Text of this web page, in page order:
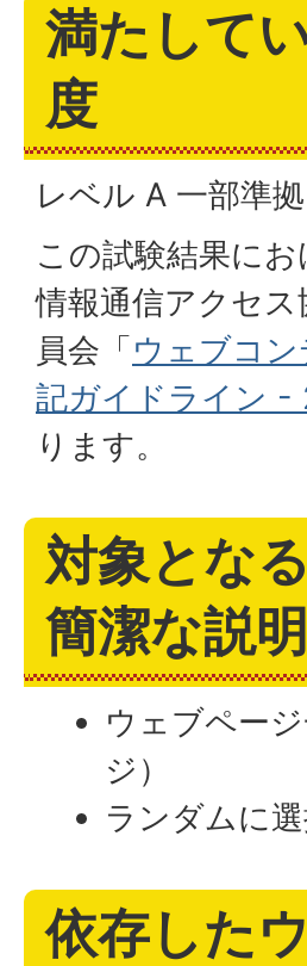
満たして
度
レベル A 一部準拠
この試験結果に
情報通信アクセ
員会「ウェブコ
記ガイドライン -
ります。
対象とな
簡潔な説明
ウェブペー
ジ）
ランダムに
依存した